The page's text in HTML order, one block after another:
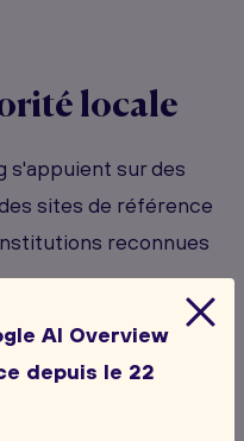
locale
s'appuient sur des
sites de référence
reconnues
des
adaptées aux
approche sur-
AI Overview
depuis le 22